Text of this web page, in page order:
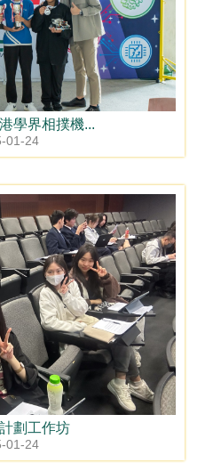
學界相撲機...
01-24
劃工作坊
01-24